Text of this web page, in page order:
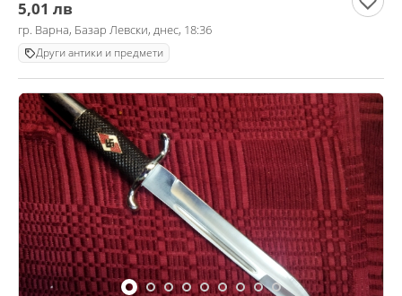
5,01 лв
гр. Варна, Базар Левски, днес, 18:36
Други антики и предмети